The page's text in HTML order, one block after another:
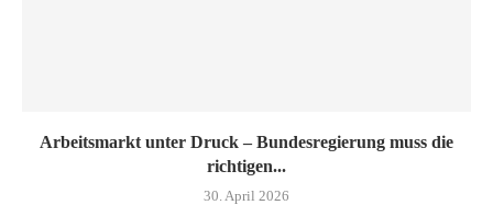
Arbeitsmarkt unter Druck – Bundesregierung muss die
richtigen...
30. April 2026